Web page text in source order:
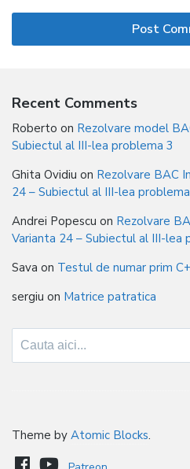
Recent Comments
Roberto on Rezolvare model
Subiectul al III-lea problema 3
Ghita Ovidiu on Rezolvare BAC
24 – Subiectul al III-lea
Andrei Popescu on Rezolvare
Varianta 24 – Subiectul al III-lea
Sava on Testul de numar prim
sergiu on Matrice patratica
Search
for:
Theme by Atomic Blocks.